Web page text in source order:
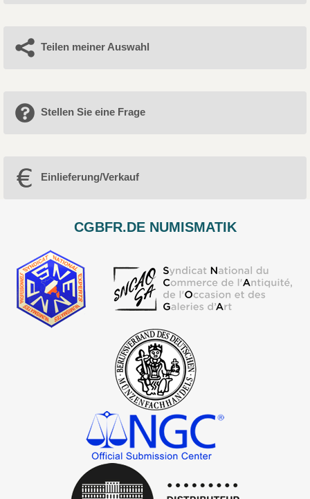
Teilen meiner Auswahl
Stellen Sie eine Frage
Einlieferung/Verkauf
CGBFR.DE NUMISMATIK